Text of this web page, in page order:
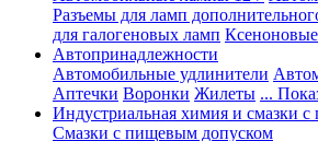
Разъемы для ламп
для галогеновых ламп
Автопринадлежности
Автомобильные удлинители
Аптечки Воронки Жилеты ...
Индустриальная химия и смазки
Смазки с пищевым допуском